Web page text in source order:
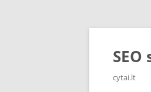
Skip
cytai.lt